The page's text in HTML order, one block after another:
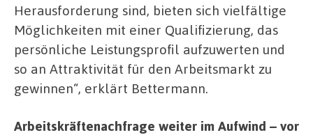
Herausforderung sind, bieten sich vielfältige
Möglichkeiten mit einer Qualifizierung, das
persönliche Leistungsprofil aufzuwerten und
so an Attraktivität für den Arbeitsmarkt zu
gewinnen“, erklärt Bettermann.
Arbeitskräftenachfrage weiter im Aufwind – vor